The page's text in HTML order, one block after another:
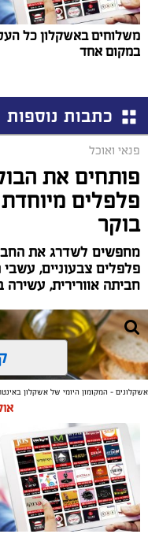
משלוחים באשקלון כל
במקום אחד
כתבות נוספות
פנאי ואוכל
פותחים את
פלפלים
בוקר
מחפשים לשדרג את
פלפלים צבעוניים, עשבי
חביתה אוורירית, עשירה
אשקלונים - המקומון היומי של אשקלון